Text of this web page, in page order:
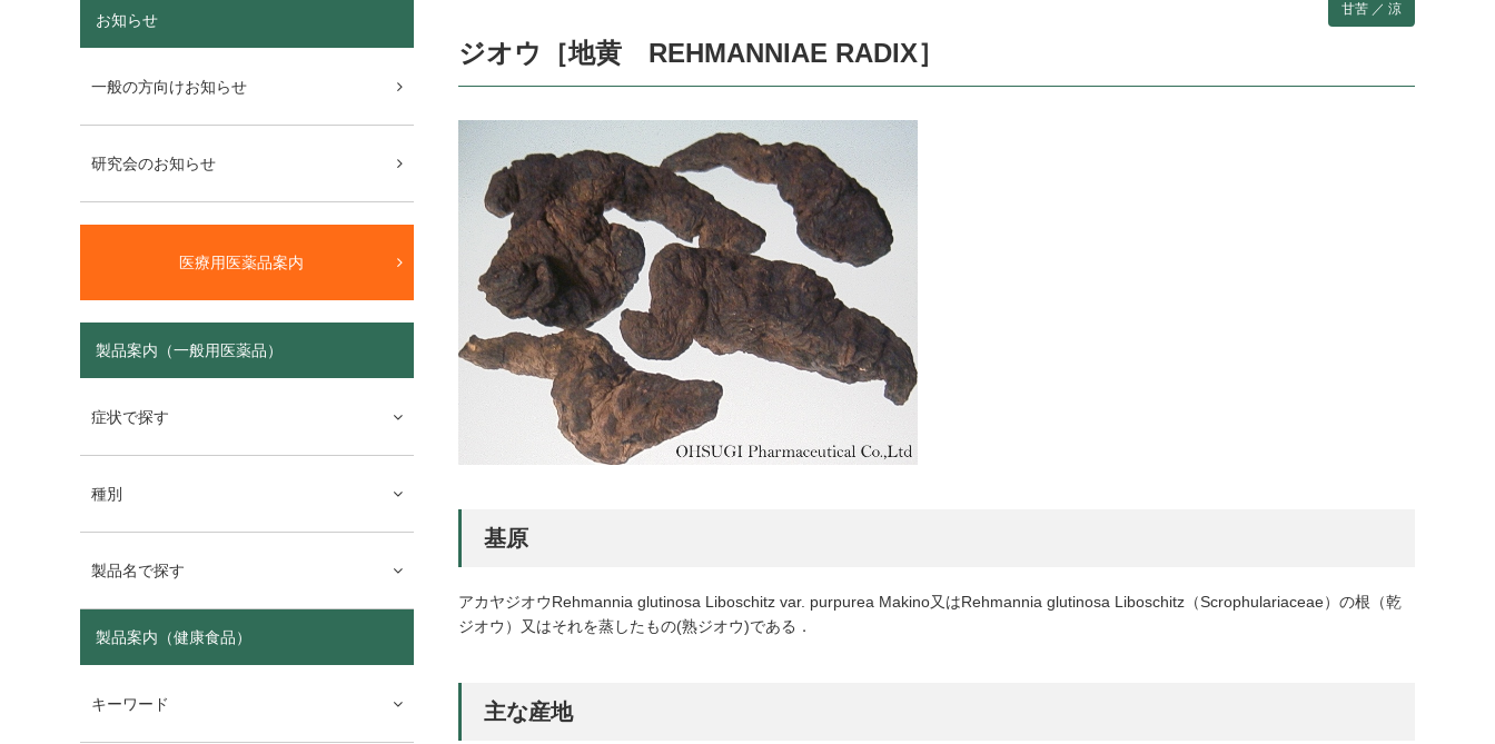
甘苦 ／ 涼
ジオウ［地黄 REHMANNIAE RADIX］
基原
アカヤジオウRehmannia glutinosa Liboschitz var. purpurea Makino又はRehmannia glutinosa Liboschitz（Scrophulariaceae）の根（乾
ジオウ）又はそれを蒸したもの(熟ジオウ)である．
主な産地
お知らせ
一般の方向けお知らせ
研究会のお知らせ
医療用医薬品案内
製品案内（一般用医薬品）
症状で探す
種別
製品名で探す
製品案内（健康食品）
キーワード